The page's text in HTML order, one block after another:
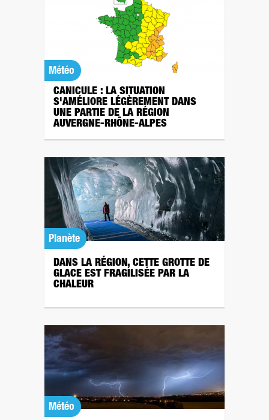
Météo
CANICULE : LA SITUATION
S'AMÉLIORE LÉGÈREMENT DANS
UNE PARTIE DE LA RÉGION
AUVERGNE-RHÔNE-ALPES
Planète
DANS LA RÉGION, CETTE GROTTE DE
GLACE EST FRAGILISÉE PAR LA
CHALEUR
Météo